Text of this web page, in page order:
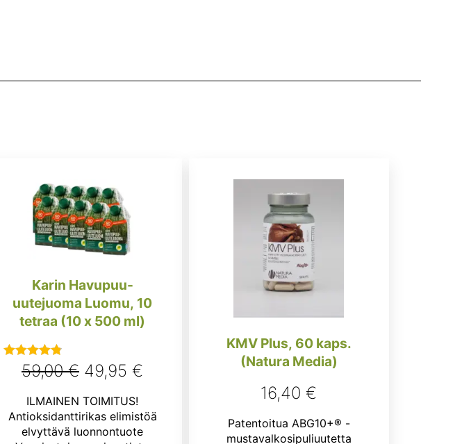
Karin Havupuu-
uutejuoma Luomu, 10
tetraa (10 x 500 ml)
Arvostelu
tuotteesta:
4.88 / 5
59,00€ Alkuperäinen
hinta
oli:
59,00 €.
49,95 €
on:
49,95 €.
ILMAINEN TOIMITUS!
Antioksidanttirikas elimistöä
elvyttävä luonnontuote
KMV Plus, 60 kaps.
(Natura Media)
16,40 €
Patentoitua ABG10+® -
mustavalkosipuliuutetta